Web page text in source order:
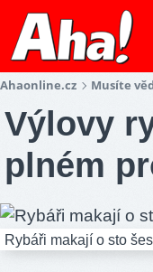
Ahaonline.cz Musíte
Výlovy
plném
Rybáři makají o sto